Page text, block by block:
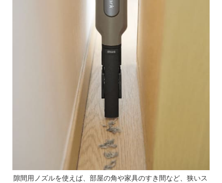
隙間用ノズルを使えば、部屋の角や家具のすき間など、狭いス